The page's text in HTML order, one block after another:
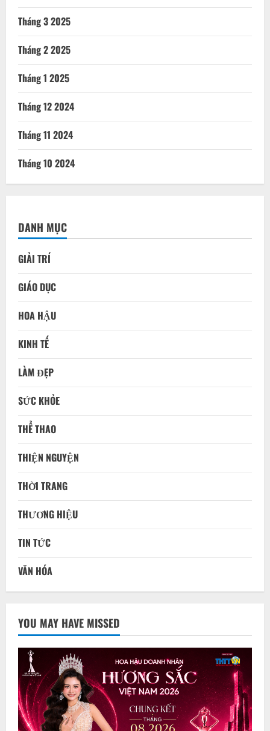
Tháng 3 2025
Tháng 2 2025
Tháng 1 2025
Tháng 12 2024
Tháng 11 2024
Tháng 10 2024
DANH MỤC
GIẢI TRÍ
GIÁO DỤC
HOA HẬU
KINH TẾ
LÀM ĐẸP
SỨC KHỎE
THỂ THAO
THIỆN NGUYỆN
THỜI TRANG
THƯƠNG HIỆU
TIN TỨC
VĂN HÓA
YOU MAY HAVE MISSED